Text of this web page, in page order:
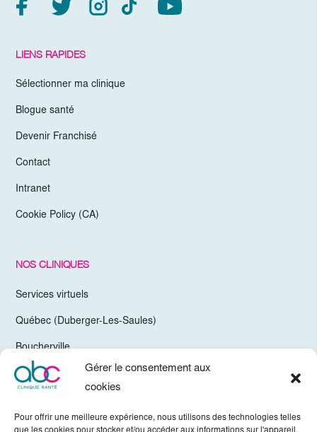
Gérer le consentement aux
cookies
Pour offrir une meilleure expérience, nous utilisons des technologies telles
LIENS RAPIDES
Sélectionner ma clinique
Blogue santé
Devenir Franchisé
Contact
Intranet
Cookie Policy (CA)
NOS CLINIQUES
Services virtuels
Québec (Duberger-Les-Saules)
Boucherville
Trois-Rivières
Valleyfield